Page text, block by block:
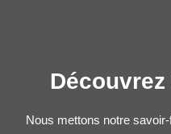
Nous mettons notre